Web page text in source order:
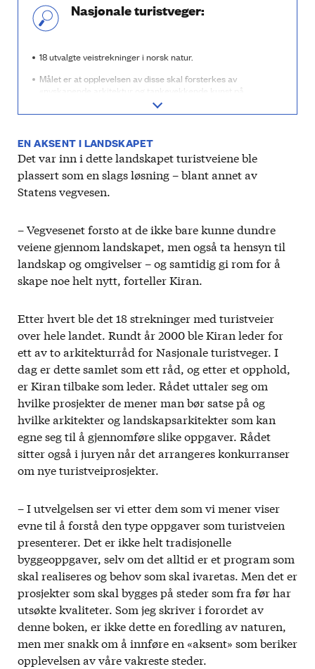
Nasjonale turistveger:
18 utvalgte veistrekninger i norsk natur.
Målet er at opplevelsen av disse skal forsterkes av
«nyskapende arkitektur og tankevekkende kunst på
tilrettelagte utsiktspunkter og rasteplasser». I tillegg skal
prosjektene «styrke næringsliv og bosetting i distriktene».
prosjektet. For mange unge arkitekter har Nasjonale
turistveger fungert som et springbrett, og flere har vunnet
priser og høstet internasjonal annerkjennelse.
Statens vegvesen har ansvaret for å utvikle og følge opp
EN AKSENT I LANDSKAPET
Det var inn i dette landskapet turistveiene ble
plassert som en slags løsning – blant annet av
Statens vegvesen.
– Vegvesenet forsto at de ikke bare kunne dundre
veiene gjennom landskapet, men også ta hensyn til
landskap og omgivelser – og samtidig gi rom for å
skape noe helt nytt, forteller Kiran.
Etter hvert ble det 18 strekninger med turistveier
over hele landet. Rundt år 2000 ble Kiran leder for
ett av to arkitekturråd for Nasjonale turistveger. I
dag er dette samlet som ett råd, og etter et opphold,
er Kiran tilbake som leder. Rådet uttaler seg om
hvilke prosjekter de mener man bør satse på og
hvilke arkitekter og landskapsarkitekter som kan
egne seg til å gjennomføre slike oppgaver. Rådet
sitter også i juryen når det arrangeres konkurranser
om nye turistveiprosjekter.
– I utvelgelsen ser vi etter dem som vi mener viser
evne til å forstå den type oppgaver som turistveien
presenterer. Det er ikke helt tradisjonelle
byggeoppgaver, selv om det alltid er et program som
skal realiseres og behov som skal ivaretas. Men det er
prosjekter som skal bygges på steder som fra før har
utsøkte kvaliteter. Som jeg skriver i forordet av
denne boken, er ikke dette en foredling av naturen,
men mer snakk om å innføre en «aksent» som beriker
opplevelsen av våre vakreste steder.